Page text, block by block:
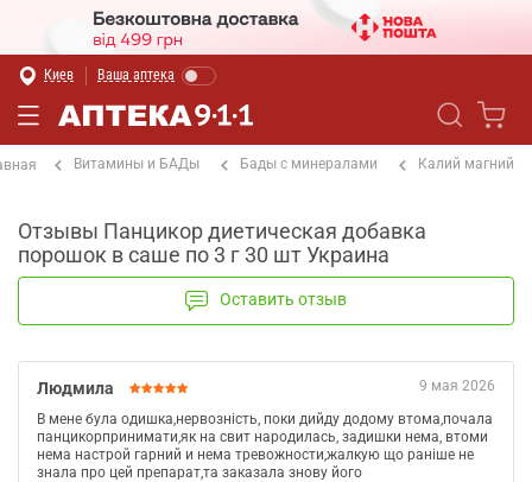
Киев Ваша аптека
Витамины и БАДы Бады с минералами Калий магний
Отзывы Панцикор диетическая добавка
порошок в саше по 3 г 30 шт Украина
Оставить отзыв
9 мая 2026
Людмила
В мене була одишка,нервозність, поки дийду додому втома,почала
панцикорпринимати,як на свит народилась, задишки нема, втоми
нема настрой гарний и нема тревожности,жалкую що раніше не
знала про цей препарат,та заказала знову його